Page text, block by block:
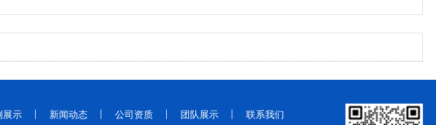
展示 新闻动态 公司资质 团队展示 联系我们